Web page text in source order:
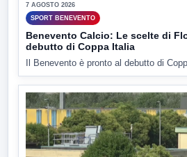
7 AGOSTO 2026
SPORT BENEVENTO
Benevento Calcio: Le scelte di
debutto di Coppa Italia
Il Benevento è pronto al debutto di